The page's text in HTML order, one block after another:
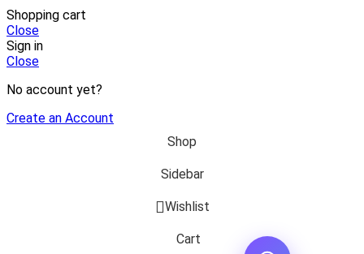
Shopping cart
Close
Sign in
Close
No account yet?
Create an Account
Shop
Sidebar
Wishlist
Cart